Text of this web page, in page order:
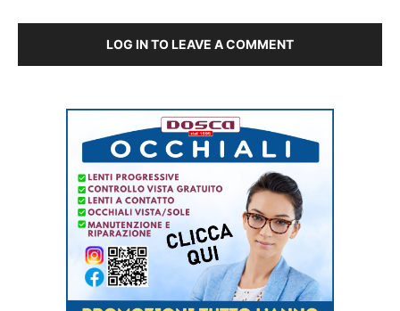
LOG IN TO LEAVE A COMMENT